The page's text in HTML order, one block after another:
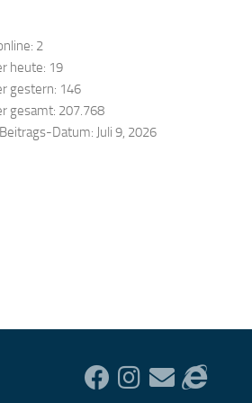
2
heute: 19
gestern: 146
gesamt: 207.768
Datum: Juli 9, 2026